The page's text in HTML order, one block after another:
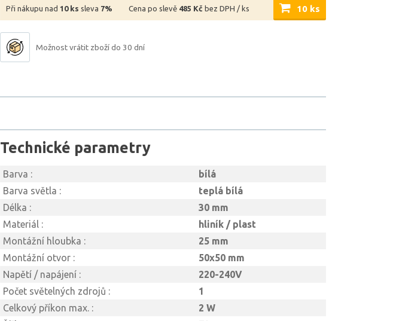
Při nákupu nad 10 ks sleva 7% Cena po slevě 485 Kč bez DPH / ks 10 ks
Možnost vrátit zboží do 30 dní
Technické parametry
Barva :
bílá
Barva světla :
teplá bílá
Délka :
30 mm
Materiál :
hliník / plast
Montážní hloubka :
25 mm
Montážní otvor :
50x50 mm
Napětí / napájení :
220-240V
Počet světelných zdrojů :
1
Celkový příkon max. :
2 W